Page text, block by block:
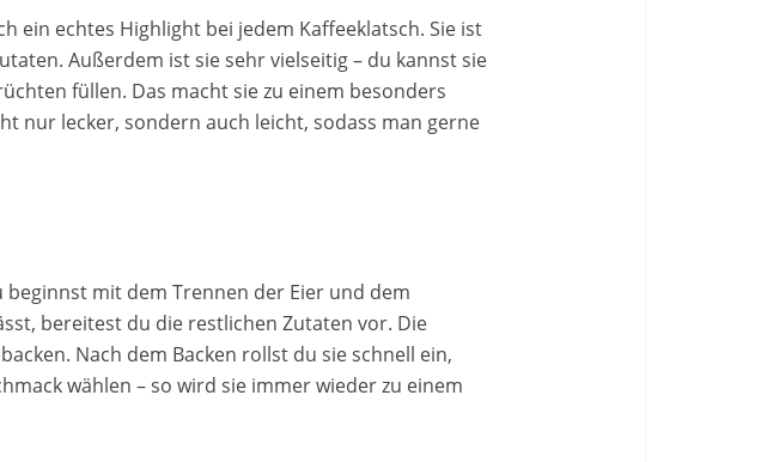
ein echtes Highlight bei jedem Kaffeeklatsch. Sie ist
Außerdem ist sie sehr vielseitig – du kannst sie
füllen. Das macht sie zu einem besonders
nur lecker, sondern auch leicht, sodass man gerne
mit dem Trennen der Eier und dem
bereitest du die restlichen Zutaten vor. Die
Nach dem Backen rollst du sie schnell ein,
wählen – so wird sie immer wieder zu einem